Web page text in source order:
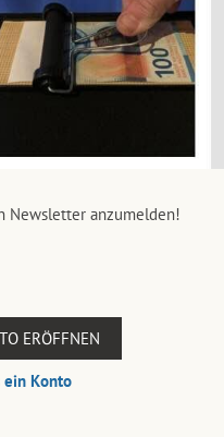
Newsletter anzumelden!
ERÖFFNEN
ein Konto